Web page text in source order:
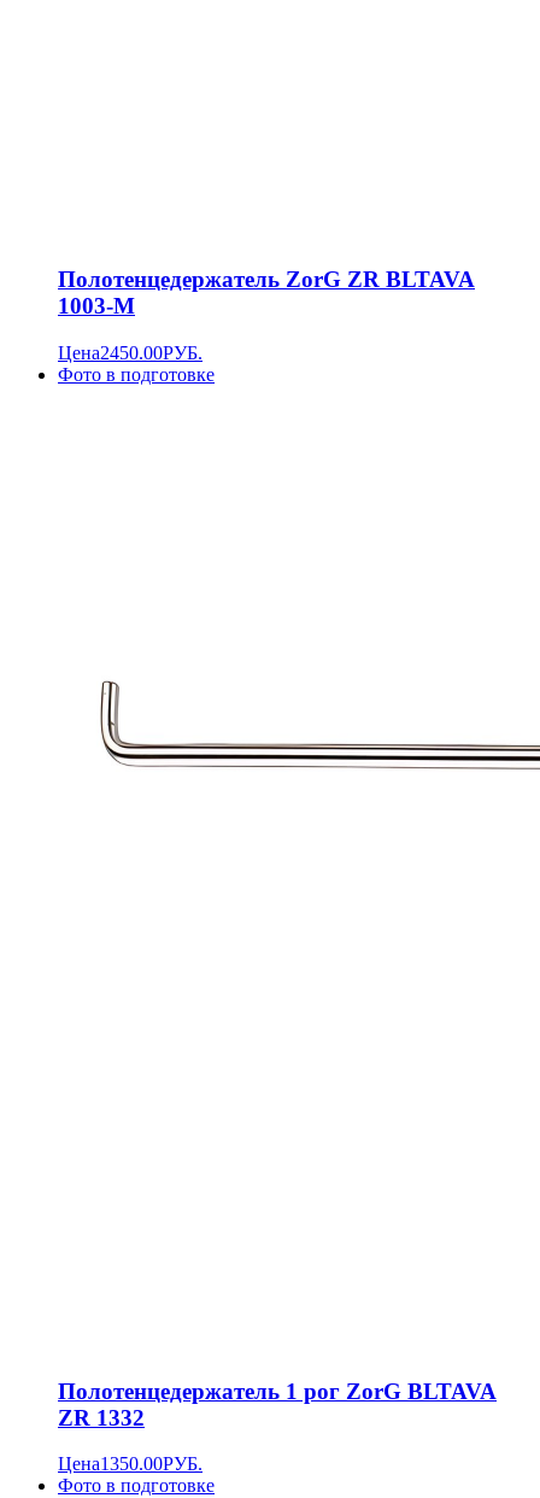
Полотенцедержатель ZorG ZR BLTAVA
1003-M
Цена2450.00РУБ.
Фото в подготовке
Полотенцедержатель 1 рог ZorG BLTAVA
ZR 1332
Цена1350.00РУБ.
Фото в подготовке